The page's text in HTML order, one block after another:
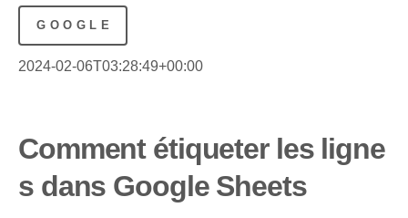
GOOGLE
2024-02-06T03:28:49+00:00
Comment étiqueter les ligne
s dans Google Sheets